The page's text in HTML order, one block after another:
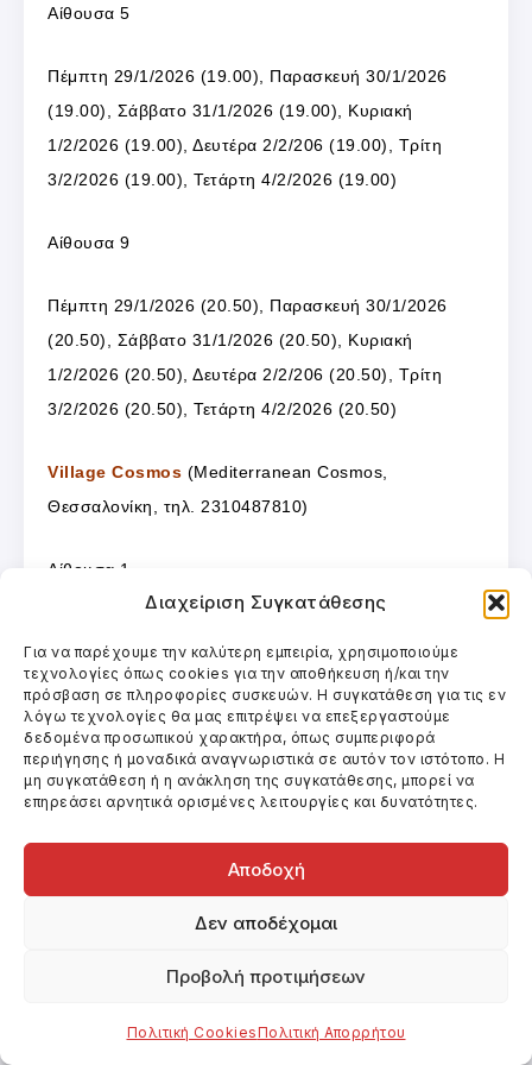
Διαχείριση Συγκατάθεσης
Για να παρέχουμε την καλύτερη εμπειρία, χρησιμοποιούμε
τεχνολογίες όπως cookies για την αποθήκευση ή/και την
πρόσβαση σε πληροφορίες συσκευών. Η συγκατάθεση για τις εν
λόγω τεχνολογίες θα μας επιτρέψει να επεξεργαστούμε
δεδομένα προσωπικού χαρακτήρα, όπως συμπεριφορά
περιήγησης ή μοναδικά αναγνωριστικά σε αυτόν τον ιστότοπο. Η
μη συγκατάθεση ή η ανάκληση της συγκατάθεσης, μπορεί να
επηρεάσει αρνητικά ορισμένες λειτουργίες και δυνατότητες.
Αποδοχή
Δεν αποδέχομαι
Προβολή προτιμήσεων
Πολιτική CookiesΠολιτική Απορρήτου
Αίθουσα 5
Πέμπτη 29/1/2026 (19.00), Παρασκευή 30/1/2026
(19.00), Σάββατο 31/1/2026 (19.00), Κυριακή
1/2/2026 (19.00), Δευτέρα 2/2/206 (19.00), Τρίτη
3/2/2026 (19.00), Τετάρτη 4/2/2026 (19.00)
Αίθουσα 9
Πέμπτη 29/1/2026 (20.50), Παρασκευή 30/1/2026
(20.50), Σάββατο 31/1/2026 (20.50), Κυριακή
1/2/2026 (20.50), Δευτέρα 2/2/206 (20.50), Τρίτη
3/2/2026 (20.50), Τετάρτη 4/2/2026 (20.50)
Village Cosmos (Mediterranean Cosmos,
Θεσσαλονίκη, τηλ. 2310487810)
Αίθουσα 1
(20.00), Σάββατο 24/1/2026 (20.00), Κυριακή
25/1/2026 (20.00), Δευτέρα 26/1/2026 (20.00),
Τετάρτη 28/1/2026 (20.00)
Αίθουσα 4
Πέμπτη 29/1/2026 (18.40 και 21.30), Παρασκευή
30/1/2026 (18.40 και 21.30), Σάββατο 31/1/2026
(18.40 και 21.30), Κυριακή 1/2/2026 (18.40 και
και 21.30)